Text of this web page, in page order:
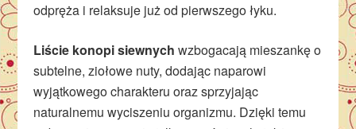
odpręża i relaksuje już od pierwszego łyku.
Liście konopi siewnych wzbogacają mieszankę o
subtelne, ziołowe nuty, dodając naparowi
wyjątkowego charakteru oraz sprzyjając
naturalnemu wyciszeniu organizmu. Dzięki temu